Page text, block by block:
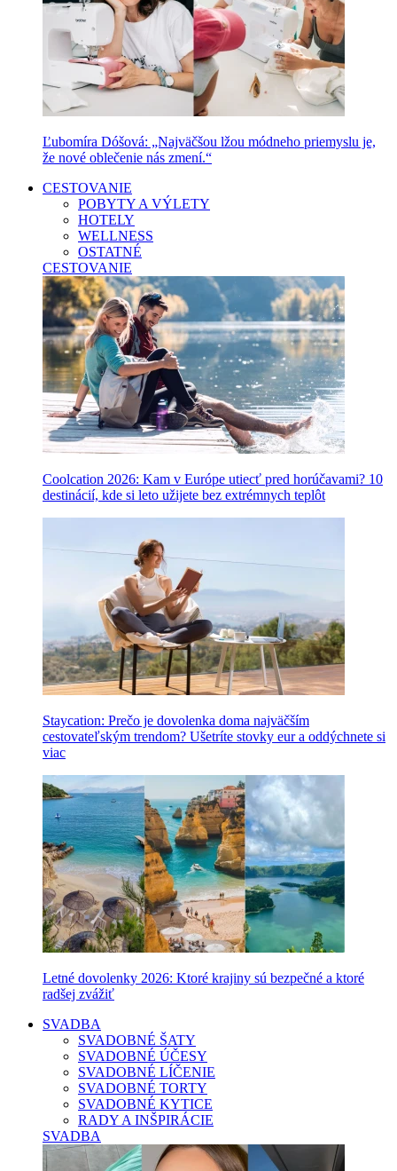
Ľubomíra Dóšová: „Najväčšou lžou módneho priemyslu je,
že nové oblečenie nás zmení.“
CESTOVANIE
POBYTY A VÝLETY
HOTELY
WELLNESS
OSTATNÉ
CESTOVANIE
Coolcation 2026: Kam v Európe utiecť pred horúčavami? 10
destinácií, kde si leto užijete bez extrémnych teplôt
Staycation: Prečo je dovolenka doma najväčším
cestovateľským trendom? Ušetríte stovky eur a oddýchnete si
viac
Letné dovolenky 2026: Ktoré krajiny sú bezpečné a ktoré
radšej zvážiť
SVADBA
SVADOBNÉ ŠATY
SVADOBNÉ ÚČESY
SVADOBNÉ LÍČENIE
SVADOBNÉ TORTY
SVADOBNÉ KYTICE
RADY A INŠPIRÁCIE
SVADBA